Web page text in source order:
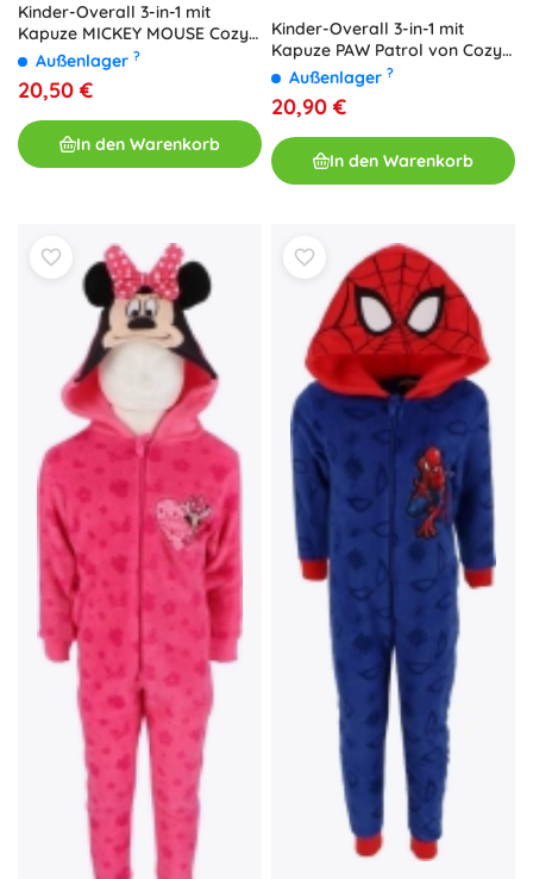
Kinder-Overall 3-in-1 mit
Kapuze MICKEY MOUSE Cozy
Noxxiez (Größe 98/104)
Außenlager ?
20,50 €
In den Warenkorb
Kinder-Overall 3-in-1 mit
Kapuze PAW Patrol von Cozy
Noxxiez
Außenlager ?
20,90 €
In den Warenkorb